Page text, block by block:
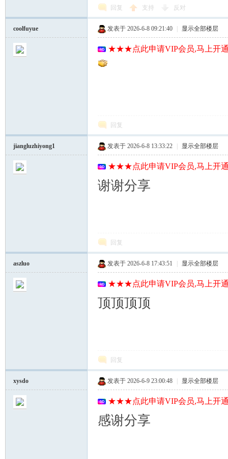
回复 支持 反对
coolfuyue 发表于 2026-6-8 09:21:40 显示全部楼层
★★★点此申请VIP会员,马上开
回复
jiangluzhiyong1 发表于 2026-6-8 13:33:22 显示全部楼层
★★★点此申请VIP会员,马上开
谢谢分享
回复
aszluo 发表于 2026-6-8 17:43:51 显示全部楼层
★★★点此申请VIP会员,马上开
顶顶顶顶
回复
xysdo 发表于 2026-6-9 23:00:48 显示全部楼层
★★★点此申请VIP会员,马上开
感谢分享